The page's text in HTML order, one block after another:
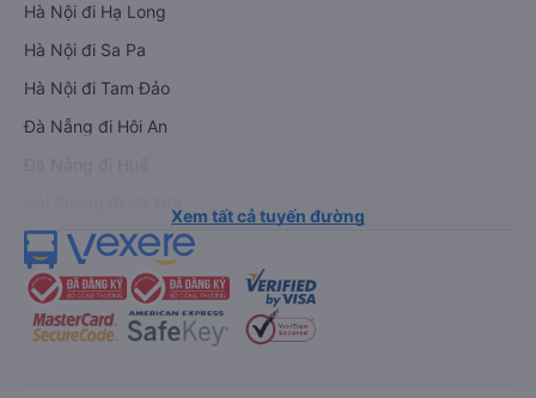
Hà Nội đi Hạ Long
Hà Nội đi Sa Pa
Hà Nội đi Tam Đảo
Đà Nẵng đi Hội An
Xem tất cả tuyến đường